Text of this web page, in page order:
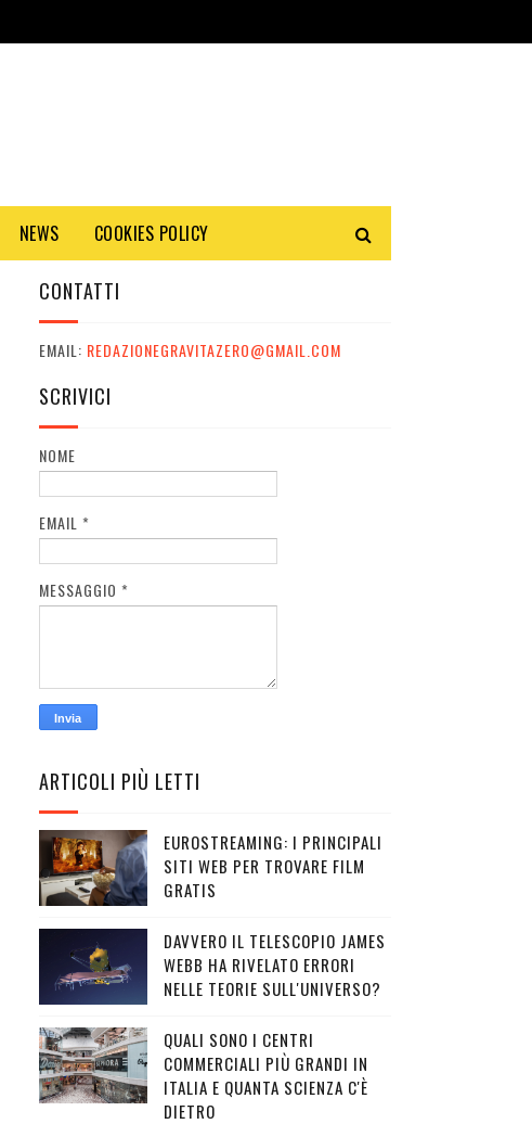
NEWS COOKIES POLICY
CONTATTI
EMAIL: REDAZIONEGRAVITAZERO@GMAIL.COM
SCRIVICI
NOME
EMAIL *
MESSAGGIO *
ARTICOLI PIÙ LETTI
EUROSTREAMING: I PRINCIPALI
SITI WEB PER TROVARE FILM
GRATIS
DAVVERO IL TELESCOPIO JAMES
WEBB HA RIVELATO ERRORI
NELLE TEORIE SULL'UNIVERSO?
QUALI SONO I CENTRI
COMMERCIALI PIÙ GRANDI IN
ITALIA E QUANTA SCIENZA C'È
DIETRO